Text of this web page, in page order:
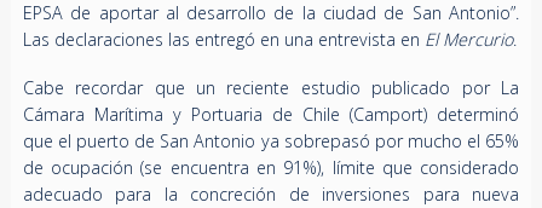
EPSA de aportar al desarrollo de la ciudad de San Antonio”.
Las declaraciones las entregó en una entrevista en El Mercurio.
Cabe recordar que un reciente estudio publicado por La
Cámara Marítima y Portuaria de Chile (Camport) determinó
que el puerto de San Antonio ya sobrepasó por mucho el 65%
de ocupación (se encuentra en 91%), límite que considerado
adecuado para la concreción de inversiones para nueva